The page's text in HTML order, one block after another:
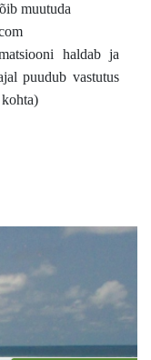
muutuda
haldab ja
puudub vastutus